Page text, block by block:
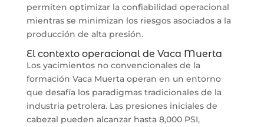
permiten optimizar la confiabilidad operacional
mientras se minimizan los riesgos asociados a la
producción de alta presión.
El contexto operacional de Vaca Muerta
Los yacimientos no convencionales de la
formación Vaca Muerta operan en un entorno
que desafía los paradigmas tradicionales de la
industria petrolera. Las presiones iniciales de
cabezal pueden alcanzar hasta 8,000 PSI,